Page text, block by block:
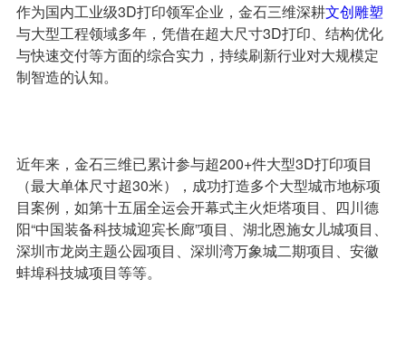
作为国内工业级3D打印领军企业，金石三维深耕文创雕塑
与大型工程领域多年，凭借在超大尺寸3D打印、结构优化
与快速交付等方面的综合实力，持续刷新行业对大规模定
制智造的认知。
近年来，金石三维已累计参与超200+件大型3D打印项目
（最大单体尺寸超30米），成功打造多个大型城市地标项
目案例，如第十五届全运会开幕式主火炬塔项目、四川德
阳“中国装备科技城迎宾长廊”项目、湖北恩施女儿城项目、
深圳市龙岗主题公园项目、深圳湾万象城二期项目、安徽
蚌埠科技城项目等等。